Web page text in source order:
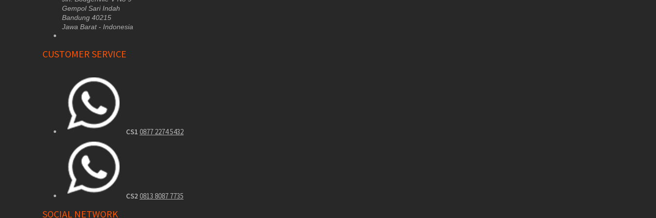
Gempol Sari Indah
Bandung 40215
Jawa Barat - Indonesia
CUSTOMER SERVICE
CS1 0877 2274 5432
CS2 0813 8087 7735
SOCIAL NETWORK